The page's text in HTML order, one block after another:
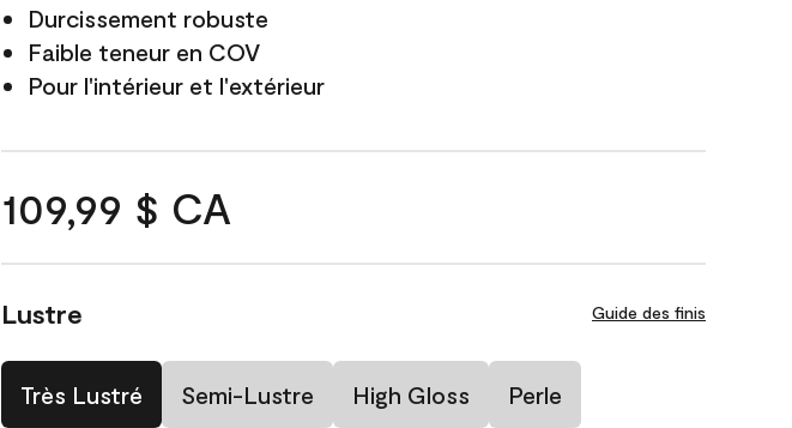
Durcissement robuste
Faible teneur en COV
Pour l'intérieur et l'extérieur
109,99 $ CA
Lustre Guide des finis
Très Lustré Semi-Lustre High Gloss Perle